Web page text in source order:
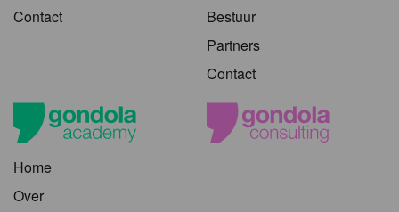
Contact
Bestuur
Partners
Contact
Home
Over